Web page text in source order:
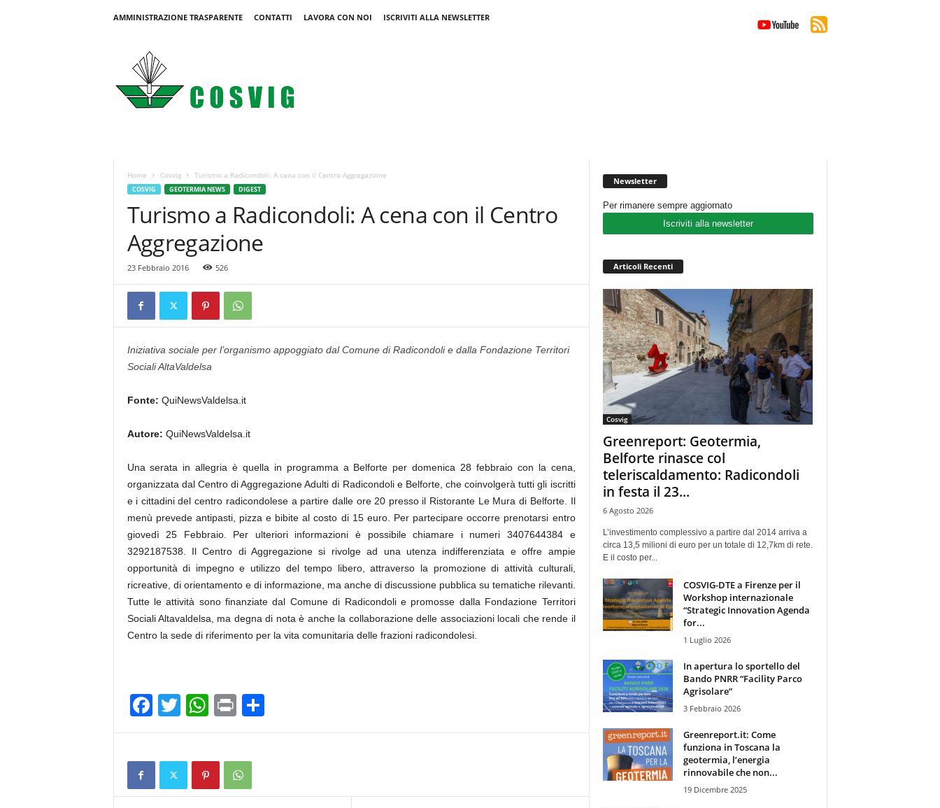
AMMINISTRAZIONE TRASPARENTE CONTATTI LAVORA CON NOI ISCRIVITI ALLA NEWSLETTER
Home Cosvig Turismo a Radicondoli: A cena con il Centro Aggregazione
COSVIG GEOTERMIA NEWS DIGEST
Turismo a Radicondoli: A cena con il Centro
Aggregazione
23 Febbraio 2016 526
Iniziativa sociale per l’organismo appoggiato dal Comune di Radicondoli e dalla Fondazione Territori
Sociali AltaValdelsa
Fonte: QuiNewsValdelsa.it
Autore: QuiNewsValdelsa.it
Una serata in allegria è quella in programma a Belforte per domenica 28 febbraio con la cena,
organizzata dal Centro di Aggregazione Adulti di Radicondoli e Belforte, che coinvolgerà tutti gli iscritti
e i cittadini del centro radicondolese a partire dalle ore 20 presso il Ristorante Le Mura di Belforte. Il
menù prevede antipasti, pizza e bibite al costo di 15 euro. Per partecipare occorre prenotarsi entro
giovedì 25 Febbraio. Per ulteriori informazioni è possibile chiamare i numeri 3407644384 e
3292187538. Il Centro di Aggregazione si rivolge ad una utenza indifferenziata e offre ampie
opportunità di impegno e utilizzo del tempo libero, attraverso la promozione di attività culturali,
ricreative, di orientamento e di informazione, ma anche di discussione pubblica su tematiche rilevanti.
Tutte le attività sono finanziate dal Comune di Radicondoli e promosse dalla Fondazione Territori
Sociali Altavaldelsa, ma degna di nota è anche la collaborazione delle associazioni locali che rende il
Centro la sede di riferimento per la vita comunitaria delle frazioni radicondolesi.
F
a
b
T
wi
W
h
s
A
Pr
in o
vi
Newsletter
Per rimanere sempre aggiornato
Iscriviti alla newsletter
Articoli Recenti
Cosvig
Greenreport: Geotermia,
Belforte rinasce col
teleriscaldamento: Radicondoli
in festa il 23...
6 Agosto 2026
L’investimento complessivo a partire dal 2014 arriva a
circa 13,5 milioni di euro per un totale di 12,7km di rete.
E il costo per...
COSVIG-DTE a Firenze per il
Workshop internazionale
“Strategic Innovation Agenda
for...
1 Luglio 2026
In apertura lo sportello del
Bando PNRR “Facility Parco
Agrisolare”
3 Febbraio 2026
Greenreport.it: Come
funziona in Toscana la
geotermia, l’energia
rinnovabile che non...
19 Dicembre 2025